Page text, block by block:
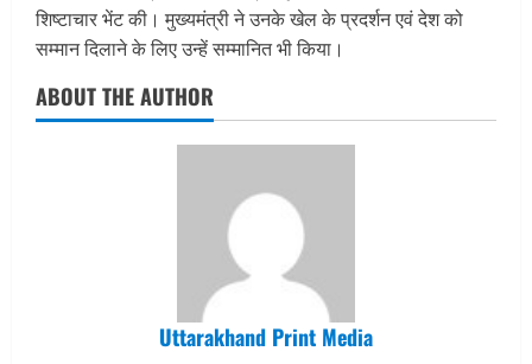
शिष्टाचार भेंट की। मुख्यमंत्री ने उनके खेल के प्रदर्शन एवं देश को
सम्मान दिलाने के लिए उन्हें सम्मानित भी किया।
ABOUT THE AUTHOR
Uttarakhand Print Media